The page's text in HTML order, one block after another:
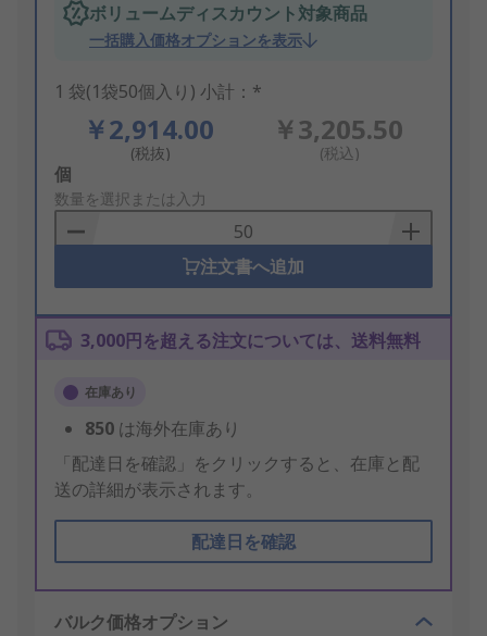
ボリュームディスカウント対象商品
一括購入価格オプションを表示
1 袋(1袋50個入り) 小計：*
￥2,914.00
(税抜)
￥3,205.50
(税込)
Add
to
Basket
個
数量を選択または入力
注文書へ追加
3,000円を超える注文については、送料無料
在庫あり
850 は海外在庫あり
「配達日を確認」をクリックすると、在庫と配
送の詳細が表示されます。
配達日を確認
バルク価格オプション